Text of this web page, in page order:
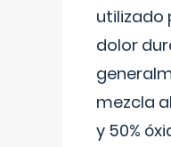
utilizado
dolor
mezcla
y 50%